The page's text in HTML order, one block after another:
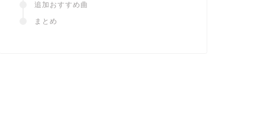
追加おすすめ曲
まとめ